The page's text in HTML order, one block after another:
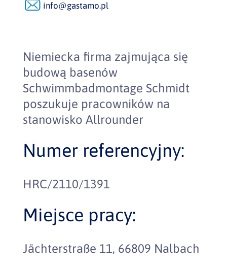
info@gastamo.pl
Niemiecka firma zajmująca się
budową basenów
Schwimmbadmontage Schmidt
poszukuje pracowników na
stanowisko Allrounder
Numer referencyjny:
HRC/2110/1391
Miejsce pracy:
Jächterstraße 11, 66809 Nalbach